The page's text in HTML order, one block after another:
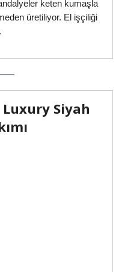
keten kumaşla
üretiliyor. El işçiliği
Luxury Siyah